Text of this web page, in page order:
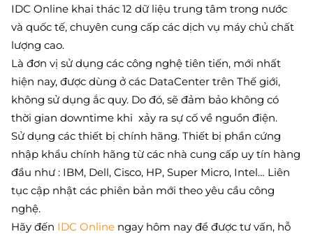
IDC Online khai thác 12 dữ liệu trung tâm trong nước
và quốc tế, chuyên cung cấp các dịch vụ máy chủ chất
lượng cao.
Là đơn vị sử dụng các công nghệ tiên tiến, mới nhất
hiện nay, được dùng ở các DataCenter trên Thế giới,
không sử dụng ắc quy. Do đó, sẽ đảm bảo không có
thời gian downtime khi xảy ra sự cố về nguồn điện.
Sử dụng các thiết bị chính hãng. Thiết bị phần cứng
nhập khẩu chính hãng từ các nhà cung cấp uy tín hàng
đầu như : IBM, Dell, Cisco, HP, Super Micro, Intel… Liên
tục cập nhật các phiên bản mới theo yêu cầu công
nghệ.
Hãy đến IDC Online ngay hôm nay để được tư vấn, hỗ